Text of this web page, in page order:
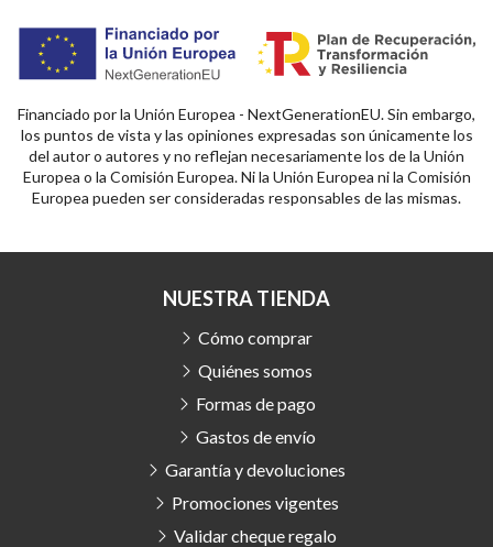
Financiado por la Unión Europea - NextGenerationEU. Sin embargo,
los puntos de vista y las opiniones expresadas son únicamente los
del autor o autores y no reflejan necesariamente los de la Unión
Europea o la Comisión Europea. Ni la Unión Europea ni la Comisión
Europea pueden ser consideradas responsables de las mismas.
NUESTRA TIENDA
Cómo comprar
Quiénes somos
Formas de pago
Gastos de envío
Garantía y devoluciones
Promociones vigentes
Validar cheque regalo